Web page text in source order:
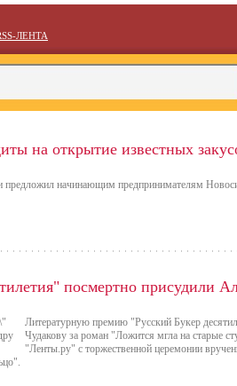
ЛЕНТА
на открытие известных
предложил начинающим предпринимателям
посмертно присудили
Литературную премию "Русский Букер
Чудакову за роман "Ложится мгла на старые
"Ленты.ру" с торжественной церемонии